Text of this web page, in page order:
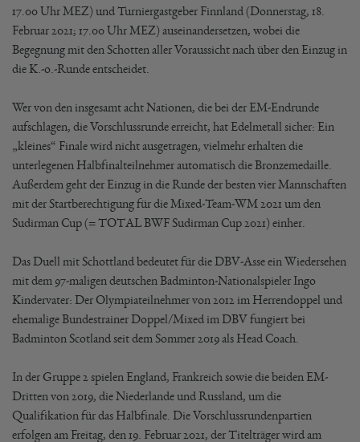
17.00 Uhr MEZ) und Turniergastgeber Finnland (Donnerstag, 18.
Februar 2021; 17.00 Uhr MEZ) auseinandersetzen, wobei die
Begegnung mit den Schotten aller Voraussicht nach über den Einzug in
die K.-o.-Runde entscheidet.
Wer von den insgesamt acht Nationen, die bei der EM-Endrunde
aufschlagen, die Vorschlussrunde erreicht, hat Edelmetall sicher: Ein
„kleines“ Finale wird nicht ausgetragen, vielmehr erhalten die
unterlegenen Halbfinalteilnehmer automatisch die Bronzemedaille.
Außerdem geht der Einzug in die Runde der besten vier Mannschaften
mit der Startberechtigung für die Mixed-Team-WM 2021 um den
Sudirman Cup (= TOTAL BWF Sudirman Cup 2021) einher.
Das Duell mit Schottland bedeutet für die DBV-Asse ein Wiedersehen
mit dem 97-maligen deutschen Badminton-Nationalspieler Ingo
Kindervater: Der Olympiateilnehmer von 2012 im Herrendoppel und
ehemalige Bundestrainer Doppel/Mixed im DBV fungiert bei
Badminton Scotland seit dem Sommer 2019 als Head Coach.
In der Gruppe 2 spielen England, Frankreich sowie die beiden EM-
Dritten von 2019, die Niederlande und Russland, um die
Qualifikation für das Halbfinale. Die Vorschlussrundenpartien
erfolgen am Freitag, den 19. Februar 2021, der Titelträger wird am